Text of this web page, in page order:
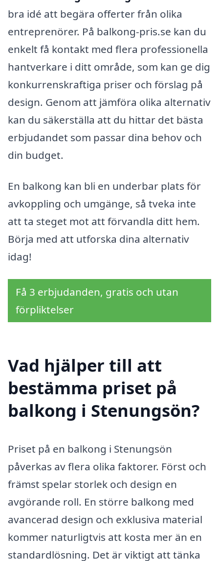
bra idé att begära offerter från olika
entreprenörer. På balkong-pris.se kan du
enkelt få kontakt med flera professionella
hantverkare i ditt område, som kan ge dig
konkurrenskraftiga priser och förslag på
design. Genom att jämföra olika alternativ
kan du säkerställa att du hittar det bästa
erbjudandet som passar dina behov och
din budget.
En balkong kan bli en underbar plats för
avkoppling och umgänge, så tveka inte
att ta steget mot att förvandla ditt hem.
Börja med att utforska dina alternativ
idag!
Få 3 erbjudanden, gratis och utan
förpliktelser
Vad hjälper till att
bestämma priset på
balkong i Stenungsön?
Priset på en balkong i Stenungsön
påverkas av flera olika faktorer. Först och
främst spelar storlek och design en
avgörande roll. En större balkong med
avancerad design och exklusiva material
kommer naturligtvis att kosta mer än en
standardlösning. Det är viktigt att tänka